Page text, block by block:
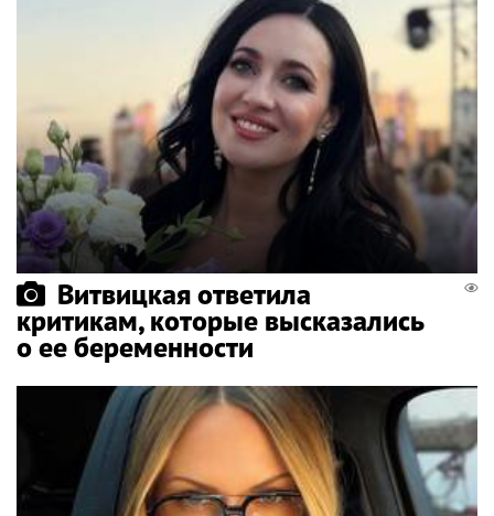
Витвицкая ответила
критикам, которые высказались
о ее беременности